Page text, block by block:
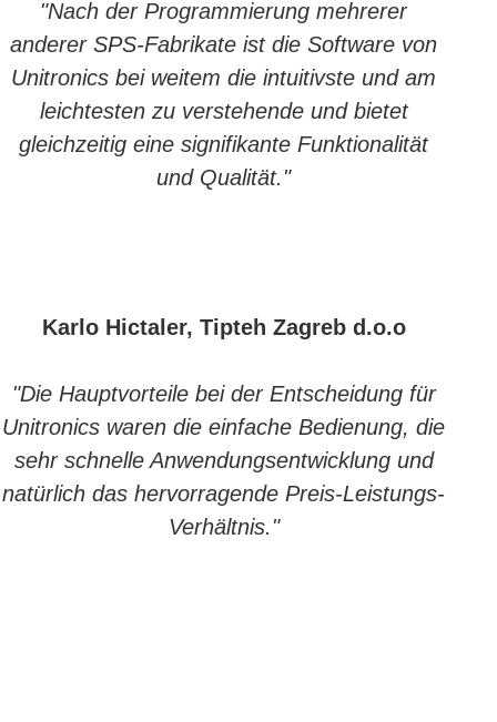
"Nach der Programmierung mehrerer
anderer SPS-Fabrikate ist die Software von
Unitronics bei weitem die intuitivste und am
leichtesten zu verstehende und bietet
gleichzeitig eine signifikante Funktionalität
und Qualität."
Karlo Hictaler, Tipteh Zagreb d.o.o
"Die Hauptvorteile bei der Entscheidung für
Unitronics waren die einfache Bedienung, die
sehr schnelle Anwendungsentwicklung und
natürlich das hervorragende Preis-Leistungs-
Verhältnis."